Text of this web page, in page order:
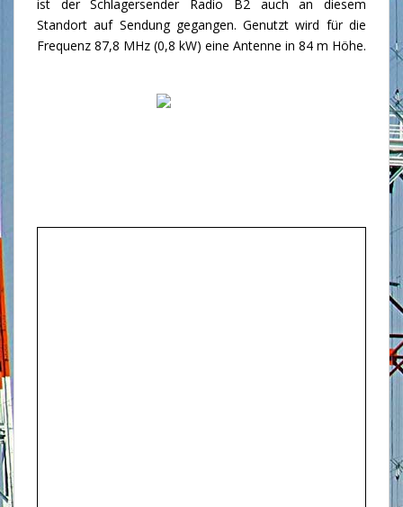
ist der Schlagersender Radio B2 auch an diesem
Standort auf Sendung gegangen. Genutzt wird für die
Frequenz 87,8 MHz (0,8 kW) eine Antenne in 84 m Höhe.